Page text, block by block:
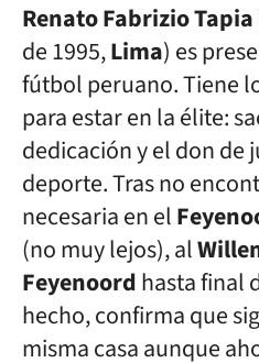
Renato Fabrizio
de 1995,Lima) es
fútbol peruano. Tiene
para estar en la élite:
dedicación y el don de
deporte. Tras no
necesaria en el
(no muy lejos), al
Feyenoordhasta final
hecho, confirma que
misma casa aunque